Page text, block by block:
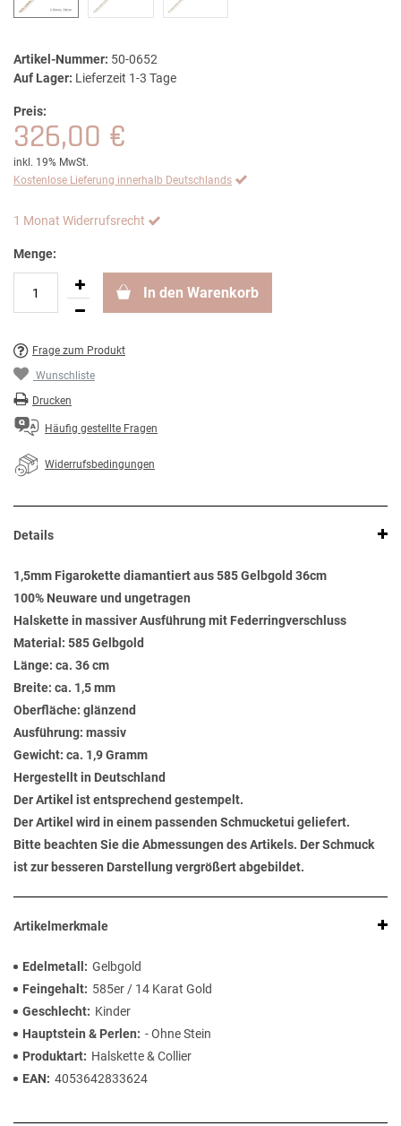
Artikel-Nummer: 50-0652
Auf Lager: Lieferzeit 1-3 Tage
Preis:
326,00 €
inkl. 19% MwSt.
Kostenlose Lieferung innerhalb Deutschlands
1 Monat Widerrufsrecht
Menge:
In den Warenkorb
Frage zum Produkt
Wunschliste
Drucken
Häufig gestellte Fragen
Widerrufsbedingungen
Details
1,5mm Figarokette diamantiert aus 585 Gelbgold 36cm
100% Neuware und ungetragen
Halskette in massiver Ausführung mit Federringverschluss
Material: 585 Gelbgold
Länge: ca. 36 cm
Breite: ca. 1,5 mm
Oberfläche: glänzend
Ausführung: massiv
Gewicht: ca. 1,9 Gramm
Hergestellt in Deutschland
Der Artikel ist entsprechend gestempelt.
Der Artikel wird in einem passenden Schmucketui geliefert.
Bitte beachten Sie die Abmessungen des Artikels. Der Schmuck
ist zur besseren Darstellung vergrößert abgebildet.
Artikelmerkmale
Edelmetall
Gelbgold
Feingehalt
585er / 14 Karat Gold
Geschlecht
Kinder
Hauptstein & Perlen
- Ohne Stein
Produktart
Halskette & Collier
EAN
4053642833624